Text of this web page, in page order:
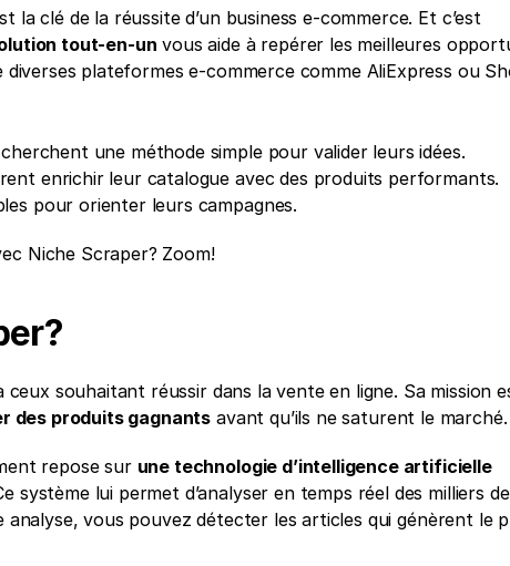
clé de la réussite d’un business e-commerce. Et c’est
tout-en-un vous aide à repérer les meilleures
plateformes e-commerce comme AliExpress ou
une méthode simple pour valider leurs idées.
enrichir leur catalogue avec des produits performants.
pour orienter leurs campagnes.
Niche Scraper? Zoom!
ceux souhaitant réussir dans la vente en ligne. Sa mission
des produits gagnants avant qu’ils ne saturent le marché.
repose sur une technologie d’intelligence artificielle
système lui permet d’analyser en temps réel des milliers de
vous pouvez détecter les articles qui génèrent le